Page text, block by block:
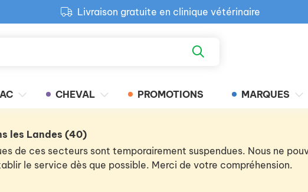
Livraison gratuite en clinique vétérinaire
Retour produit gratuit en clinique
CHEVAL PROMOTIONS MARQUES
les Landes (40)
de ces secteurs sont temporairement suspendues. Nous ne
le service dès que possible. Merci de votre compréhension.